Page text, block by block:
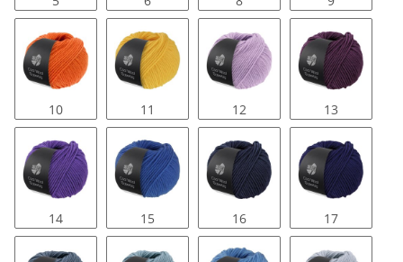
10 11 12 13
14 15 16 17